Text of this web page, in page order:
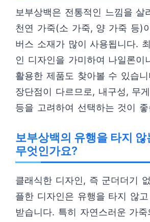
보부상백은 전통적인 느낌을 살
천연 가죽(소 가죽, 양 가죽 등)
버스 소재가 많이 사용됩니다.
인 디자인을 가미하여 나일론이
활용한 제품도 찾아볼 수 있습
장단점이 다르므로, 내구성, 무
등을 고려하여 선택하는 것이 좋
보부상백의 유행을 타지
무엇인가요?
클래식한 디자인, 즉 군더더기
플한 디자인은 유행을 타지 않
받습니다. 특히 자연스러운 가